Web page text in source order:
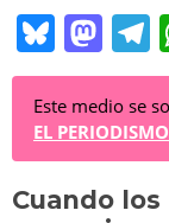
Bl
u
e
sk
y
M
a
st
o
d
Este medio se
EL
Cuando